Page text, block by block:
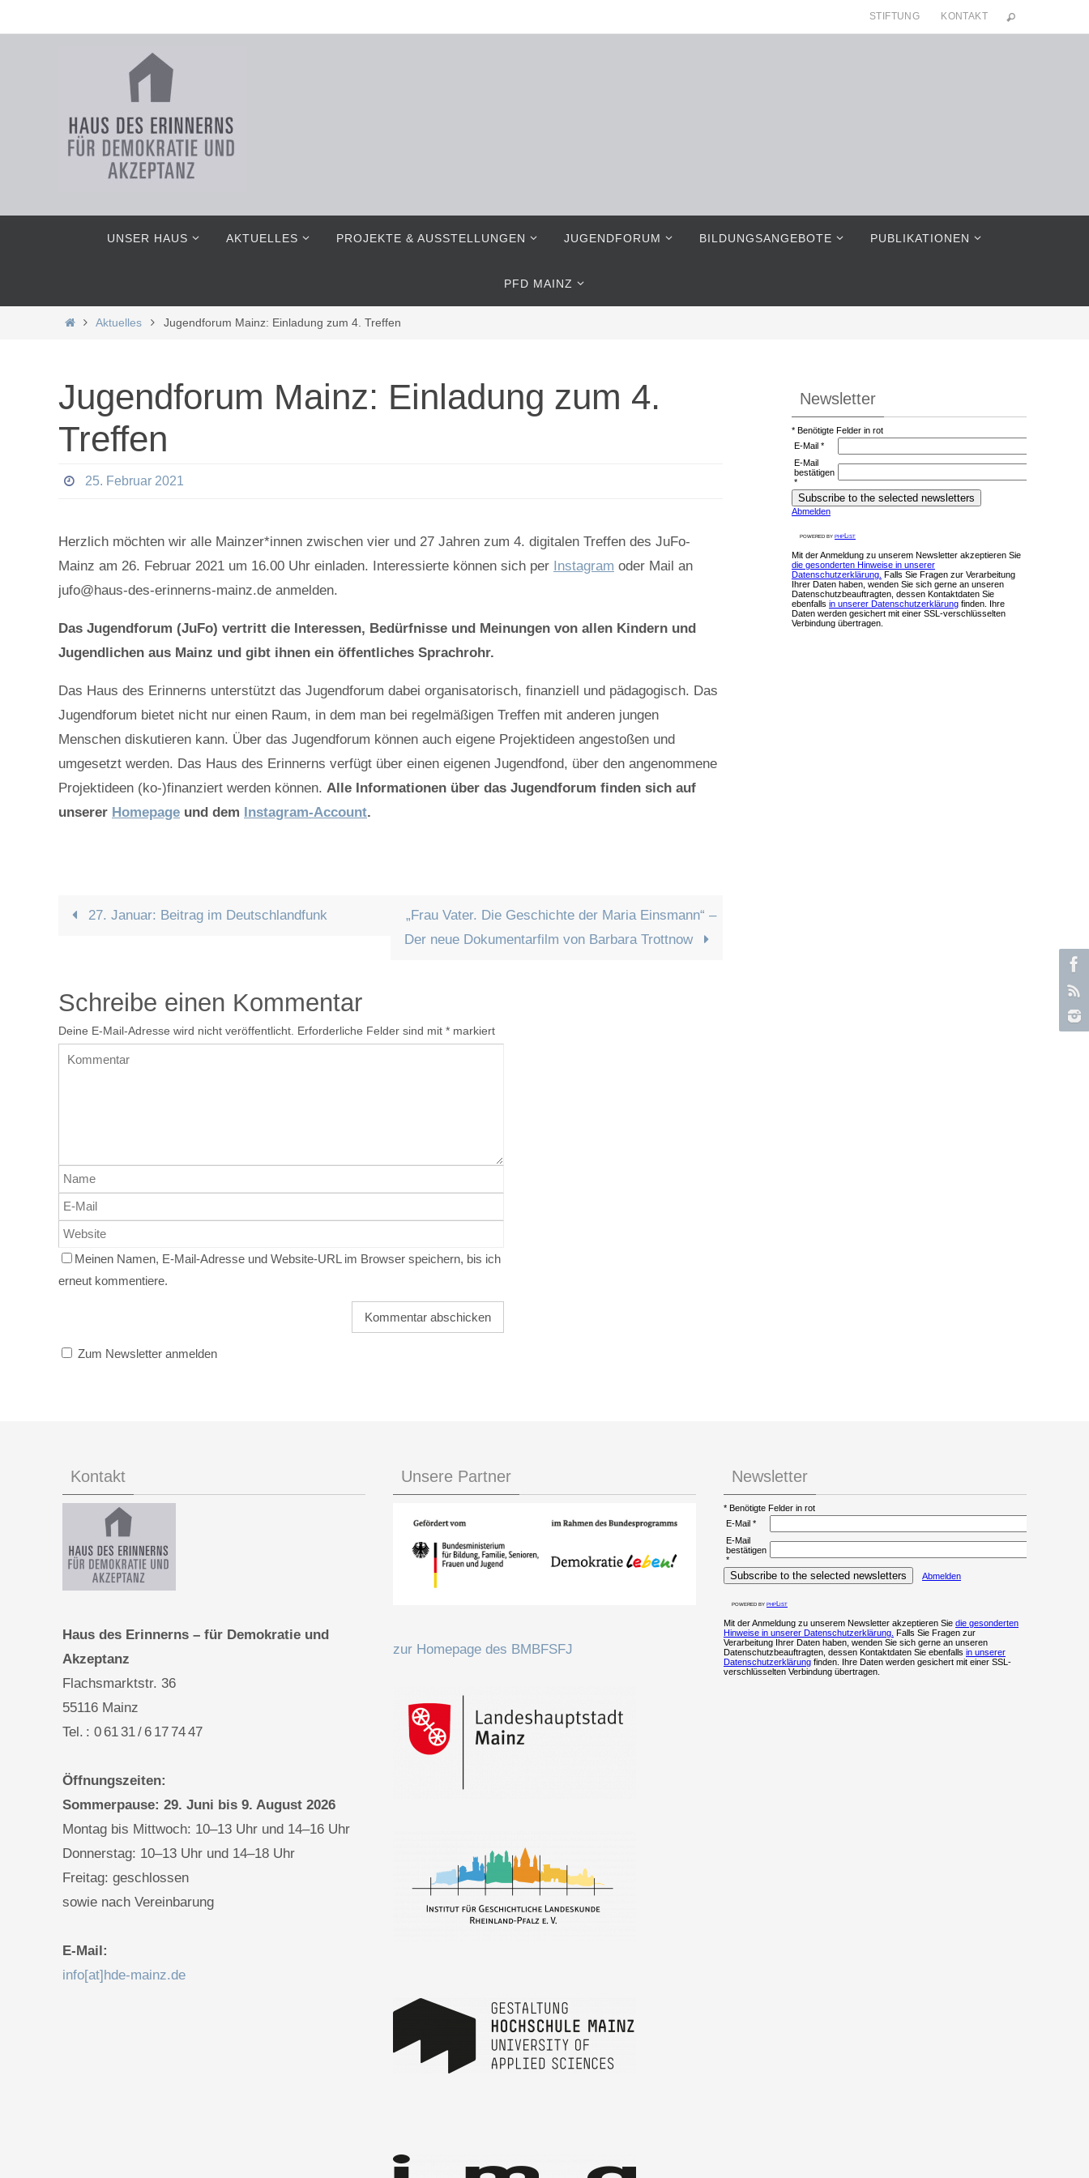
Inhalt
STIFTUNG KONTAKT
UNSER HAUS AKTUELLES PROJEKTE & AUSSTELLUNGEN JUGENDFORUM BILDUNGSANGEBOTE PUBLIKATIONEN
PFD MAINZ
HomeAktuelles Jugendforum Mainz: Einladung zum 4. Treffen
Jugendforum Mainz: Einladung zum 4.
Treffen
25. Februar 2021
Herzlich möchten wir alle Mainzer*innen zwischen vier und 27 Jahren zum 4. digitalen Treffen des JuFo-
Mainz am 26. Februar 2021 um 16.00 Uhr einladen. Interessierte können sich per Instagram oder Mail an
jufo@haus-des-erinnerns-mainz.de anmelden.
Das Jugendforum (JuFo) vertritt die Interessen, Bedürfnisse und Meinungen von allen Kindern und
Jugendlichen aus Mainz und gibt ihnen ein öffentliches Sprachrohr.
Das Haus des Erinnerns unterstützt das Jugendforum dabei organisatorisch, finanziell und pädagogisch. Das
Jugendforum bietet nicht nur einen Raum, in dem man bei regelmäßigen Treffen mit anderen jungen
Menschen diskutieren kann. Über das Jugendforum können auch eigene Projektideen angestoßen und
umgesetzt werden. Das Haus des Erinnerns verfügt über einen eigenen Jugendfond, über den angenommene
Projektideen (ko-)finanziert werden können. Alle Informationen über das Jugendforum finden sich auf
unserer Homepage und dem Instagram-Account.
27. Januar: Beitrag im Deutschlandfunk
„Frau Vater. Die Geschichte der Maria Einsmann“ –
Der neue Dokumentarfilm von Barbara Trottnow
Schreibe einen Kommentar
Deine E-Mail-Adresse wird nicht veröffentlicht. Erforderliche Felder sind mit * markiert
Meinen Namen, E-Mail-Adresse und Website-URL im Browser speichern, bis ich
erneut kommentiere.
Zum Newsletter anmelden
Newsletter
Kontakt
Haus des Erinnerns – für Demokratie und
Akzeptanz
Flachsmarktstr. 36
55116 Mainz
Tel. : 0 61 31 / 6 17 74 47
Öffnungszeiten:
Sommerpause: 29. Juni bis 9. August 2026
Montag bis Mittwoch: 10–13 Uhr und 14–16 Uhr
Donnerstag: 10–13 Uhr und 14–18 Uhr
Freitag: geschlossen
sowie nach Vereinbarung
E-Mail:
info[at]hde-mainz.de
Unsere Partner
zur Homepage des BMBFSFJ
Newsletter